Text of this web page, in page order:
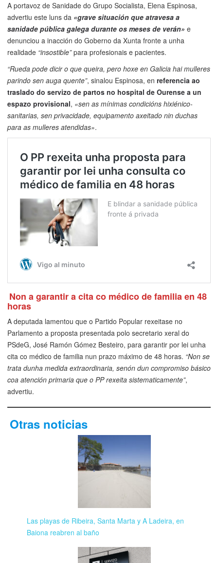
A portavoz de Sanidade do Grupo Socialista, Elena Espinosa,
advertiu este luns da «grave situación que atravesa a
sanidade pública galega durante os meses de verán» e
denunciou a inacción do Goberno da Xunta fronte a unha
realidade “insostible”para profesionais e pacientes.
“Rueda pode dicir o que queira, pero hoxe en Galicia hai mulleres
parindo sen auga quente”, sinalou Espinosa, en referencia ao
traslado do servizo de partos no hospital de Ourense a un
espazo provisional, «sen as mínimas condicións hixiénico-
sanitarias, sen privacidade, equipamento axeitado nin duchas
para as mulleres atendidas».
Non a garantir a cita co médico de familia en 48
horas
A deputada lamentou que o Partido Popular rexeitase no
Parlamento a proposta presentada polo secretario xeral do
PSdeG, José Ramón Gómez Besteiro, para garantir por lei unha
cita co médico de familia nun prazo máximo de 48 horas. “Non se
trata dunha medida extraordinaria, senón dun compromiso básico
coa atención primaria que o PP rexeita sistematicamente”,
advertiu.
Otras noticias
Las playas de Ribeira, Santa Marta y A Ladeira, en
Baiona reabren al baño